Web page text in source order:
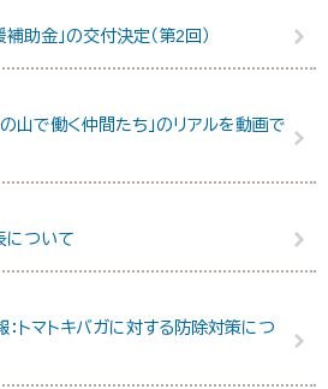
助金」の交付決定（第2回）
山で働く仲間たち」のリアルを動画で
について
トマトキバガに対する防除対策につ